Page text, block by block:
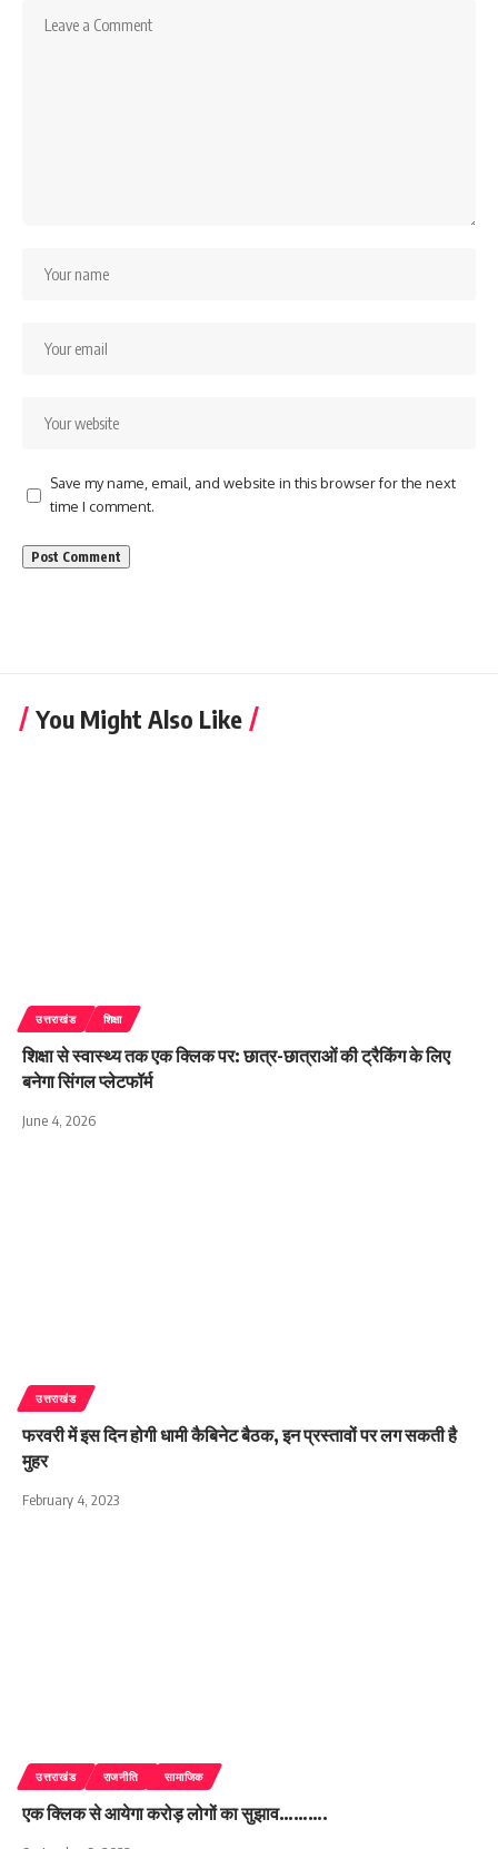
Save my name, email, and website in this browser for the next
time I comment.
You Might Also Like
उत्तराखंड शिक्षा
शिक्षा से स्वास्थ्य तक एक क्लिक पर: छात्र-छात्राओं की ट्रैकिंग के लिए
बनेगा सिंगल प्लेटफॉर्म
June 4, 2026
उत्तराखंड
फरवरी में इस दिन होगी धामी कैबिनेट बैठक, इन प्रस्तावों पर लग सकती है
मुहर
February 4, 2023
उत्तराखंड राजनीति सामाजिक
एक क्लिक से आयेगा करोड़ लोगों का सुझाव……….